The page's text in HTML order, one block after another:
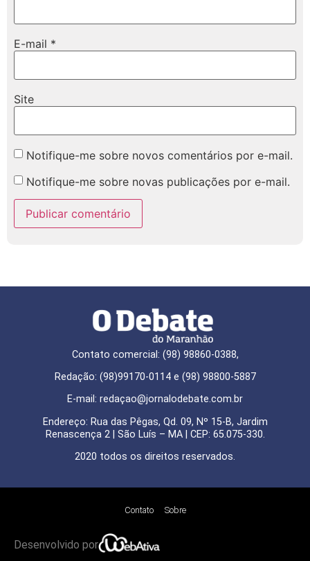
E-mail *
Site
Notifique-me sobre novos comentários por e-mail.
Notifique-me sobre novas publicações por e-mail.
Contato comercial: (98) 98860-0388,
Redação: (98)99170-0114 e (98) 98800-5887
E-mail: redaçao@jornalodebate.com.br
Endereço: Rua das Pêgas, Qd. 09, Nº 15-B, Jardim
Renascença 2 | São Luís – MA | CEP: 65.075-330.
2020 todos os direitos reservados.
Contato Sobre
Desenvolvido por